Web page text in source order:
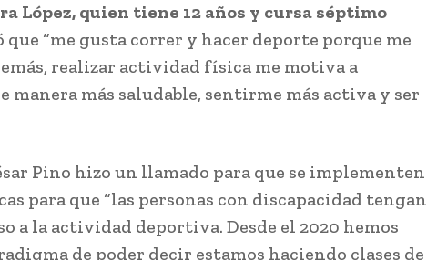
López, quien tiene 12 años y cursa séptimo
que “me gusta correr y hacer deporte porque me
realizar actividad física me motiva a
manera más saludable, sentirme más activa y ser
Pino hizo un llamado para que se implementen
para que “las personas con discapacidad tengan
a la actividad deportiva. Desde el 2020 hemos
de poder decir estamos haciendo clases de